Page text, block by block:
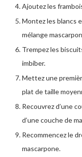
Ajoutez les
Montez les blancs
mélange
Trempez les
imbiber.
Mettez une
plat de taille
Recouvrez d’une
d’une couche de
Recommencez le
mascarpone.